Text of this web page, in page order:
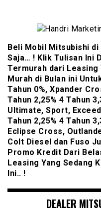
Beli Mobil Mitsubishi di
Saja… ! Klik Tulisan Ini
Termurah dari Leasing
Murah di Bulan ini
Tahun 0%, Xpander
Tahun 2,25% 4 Tahun
Ultimate, Sport,
Tahun 2,25% 4 Tahun
Eclipse Cross,
Colt Diesel dan Fuso
Promo Kredit Dari
Leasing Yang Sedang
Ini.. !
DEALER